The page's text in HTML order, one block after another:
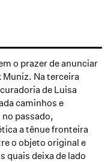
o prazer de anunciar
Muniz. Na terceira
de Luisa
caminhos e
passado,
a tênue fronteira
o objeto original e
quais deixa de lado